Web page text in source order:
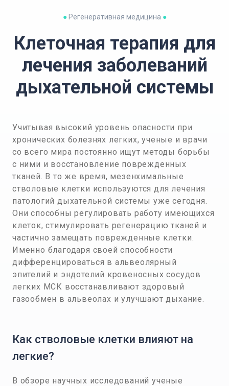
● Регенеративная медицина ●
Клеточная терапия для
лечения заболеваний
дыхательной системы
Учитывая высокий уровень опасности при
хронических болезнях легких, ученые и врачи
со всего мира постоянно ищут методы борьбы
с ними и восстановление поврежденных
тканей. В то же время, мезенхимальные
стволовые клетки используются для лечения
патологий дыхательной системы уже сегодня.
Они способны регулировать работу имеющихся
клеток, стимулировать регенерацию тканей и
частично замещать поврежденные клетки.
Именно благодаря своей способности
дифференцироваться в альвеолярный
эпителий и эндотелий кровеносных сосудов
легких МСК восстанавливают здоровый
газообмен в альвеолах и улучшают дыхание.
Как стволовые клетки влияют на
легкие?
В обзоре научных исследований ученые